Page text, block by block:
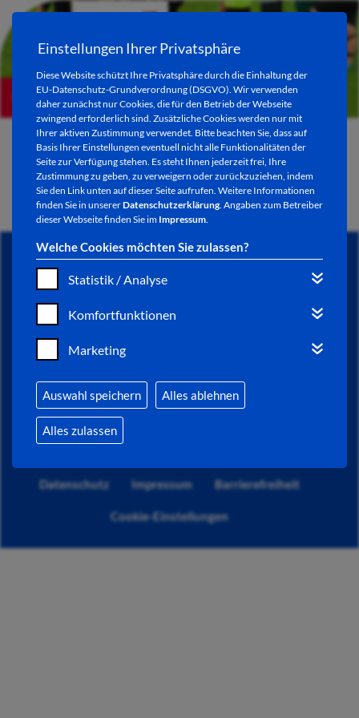
Einstellungen Ihrer Privatsphäre
Diese Website schützt Ihre Privatsphäre durch die Einhaltung der
EU-Datenschutz-Grundverordnung (DSGVO). Wir verwenden
daher zunächst nur Cookies, die für den Betrieb der Webseite
zwingend erforderlich sind. Zusätzliche Cookies werden nur mit
Ihrer aktiven Zustimmung verwendet. Bitte beachten Sie, dass auf
Basis Ihrer Einstellungen eventuell nicht alle Funktionalitäten der
Seite zur Verfügung stehen. Es steht Ihnen jederzeit frei, Ihre
Zustimmung zu geben, zu verweigern oder zurückzuziehen, indem
Sie den Link unten auf dieser Seite aufrufen. Weitere Informationen
finden Sie in unsererDatenschutzerklärung. Angaben zum Betreiber
dieser Webseite finden Sie im Impressum.
Welche Cookies möchten Sie zulassen?
Statistik / Analyse
Komfortfunktionen
Marketing
Auswahl speichern Alles ablehnen
Alles zulassen
Stadtverband der Bad Hersfelder Sportvereine
Sie sind hier:Sportvereine> Änderungen / Neueintrag melden
Änderungen oder Neueintrag
melden
© Magistrat der Kreisstadt Bad Hersfeld
Alle Rechte vorbehalten.
Datenschutz Impressum Barrierefreiheit
Cookie-Einstellungen